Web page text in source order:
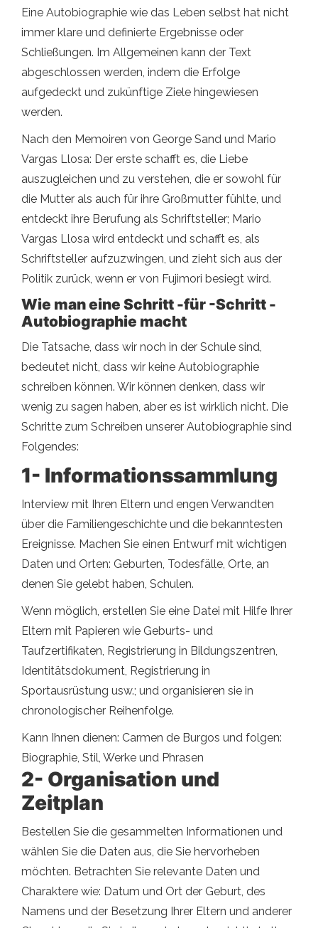
Eine Autobiographie wie das Leben selbst hat nicht
immer klare und definierte Ergebnisse oder
Schließungen. Im Allgemeinen kann der Text
abgeschlossen werden, indem die Erfolge
aufgedeckt und zukünftige Ziele hingewiesen
werden.
Nach den Memoiren von George Sand und Mario
Vargas Llosa: Der erste schafft es, die Liebe
auszugleichen und zu verstehen, die er sowohl für
die Mutter als auch für ihre Großmutter fühlte, und
entdeckt ihre Berufung als Schriftsteller; Mario
Vargas Llosa wird entdeckt und schafft es, als
Schriftsteller aufzuzwingen, und zieht sich aus der
Politik zurück, wenn er von Fujimori besiegt wird.
Wie man eine Schritt -für -Schritt -
Autobiographie macht
Die Tatsache, dass wir noch in der Schule sind,
bedeutet nicht, dass wir keine Autobiographie
schreiben können. Wir können denken, dass wir
wenig zu sagen haben, aber es ist wirklich nicht. Die
Schritte zum Schreiben unserer Autobiographie sind
Folgendes:
1- Informationssammlung
Interview mit Ihren Eltern und engen Verwandten
über die Familiengeschichte und die bekanntesten
Ereignisse. Machen Sie einen Entwurf mit wichtigen
Daten und Orten: Geburten, Todesfälle, Orte, an
denen Sie gelebt haben, Schulen.
Wenn möglich, erstellen Sie eine Datei mit Hilfe Ihrer
Eltern mit Papieren wie Geburts- und
Taufzertifikaten, Registrierung in Bildungszentren,
Identitätsdokument, Registrierung in
Sportausrüstung usw.; und organisieren sie in
chronologischer Reihenfolge.
Kann Ihnen dienen: Carmen de Burgos und folgen:
Biographie, Stil, Werke und Phrasen
2- Organisation und
Zeitplan
Bestellen Sie die gesammelten Informationen und
wählen Sie die Daten aus, die Sie hervorheben
möchten. Betrachten Sie relevante Daten und
Charaktere wie: Datum und Ort der Geburt, des
Namens und der Besetzung Ihrer Eltern und anderer